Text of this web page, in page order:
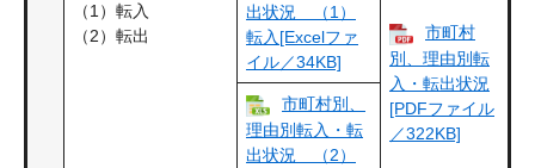
（1）転入
（2）転出
出状況 （1）
転入​[Excelファ
イル／34KB]
市町村
別、理由別転
入・転出状況
[PDFファイル
／322KB]
市町村別、
理由別転入・転
出状況 （2）